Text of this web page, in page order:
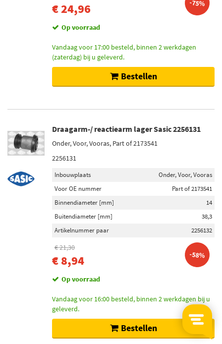
€ 24,96 -75%
Op voorraad
Vandaag voor 17:00 besteld, binnen 2 werkdagen
(zaterdag) bij u geleverd.
Bestellen
Draagarm-/ reactiearm lager Sasic 2256131
Onder, Voor, Vooras, Part of 2173541
2256131
Inbouwplaats
Onder, Voor, Vooras
Voor OE nummer
Part of 2173541
Binnendiameter [mm]
14
Buitendiameter [mm]
38,3
Artikelnummer paar
2256132
€ 21,30
€ 8,94 -58%
Op voorraad
Vandaag voor 16:00 besteld, binnen 2 werkdagen bij u
geleverd.
Bestellen